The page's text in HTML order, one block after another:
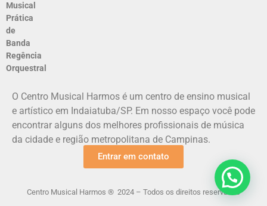
Musical
Prática
de
Banda
Regência
Orquestral
O Centro Musical Harmos é um centro de ensino musical
e artístico em Indaiatuba/SP. Em nosso espaço você pode
encontrar alguns dos melhores profissionais de música
da cidade e região metropolitana de Campinas.
Entrar em contato
Centro Musical Harmos ® 2024 – Todos os direitos reservados